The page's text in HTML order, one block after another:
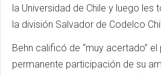
la Universidad de Chile y luego les
la división Salvador de Codelco
Behn calificó de “muy acertado”
permanente participación de su